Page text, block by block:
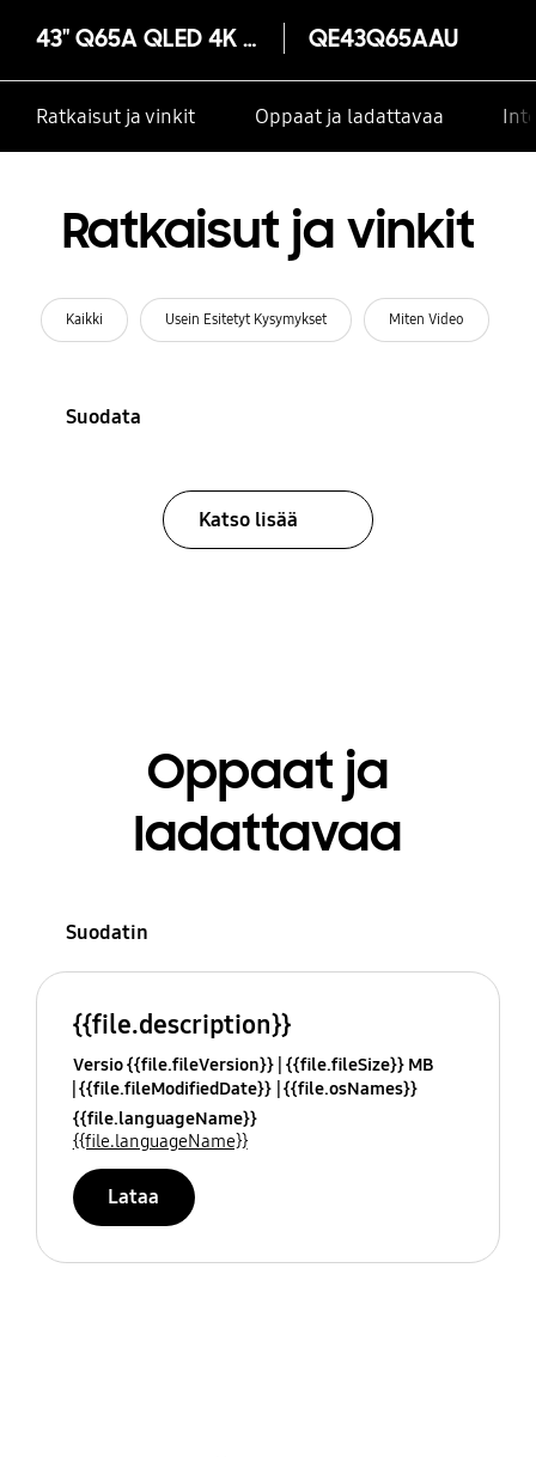
43" Q65A QLED 4K Smart TV (2021) QE43Q65AAU
Ratkaisut ja vinkit Oppaat ja ladattavaa
Ratkaisut ja vinkit
Kaikki Usein Esitetyt Kysymykset Miten Video
Suodata
Katso lisää
Oppaat ja
ladattavaa
Suodatin
{{file.description}}
Versio {{file.fileVersion}} {{file.fileSize}} MB
{{file.fileModifiedDate}} {{file.osNames}}
{{file.languageName}}
{{file.languageName}}
Lataa